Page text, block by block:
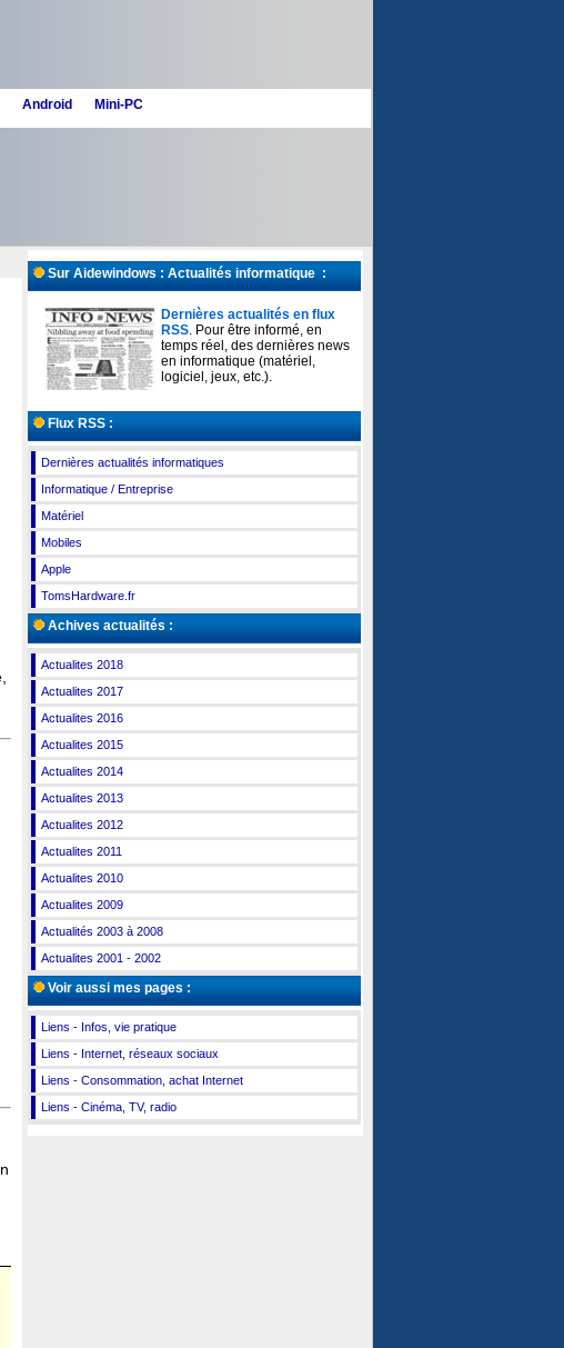
Android Mini-PC
Sur Aidewindows : Actualités informatique :
Dernières actualités en flux
RSS. Pour être informé, en
temps réel, des dernières news
en informatique (matériel,
logiciel, jeux, etc.).
Flux RSS :
Dernières actualités informatiques
Informatique / Entreprise
Matériel
Mobiles
Apple
TomsHardware.fr
Achives actualités :
Actualites 2018
Actualites 2017
Actualites 2016
Actualites 2015
Actualites 2014
Actualites 2013
Actualites 2012
Actualites 2011
Actualites 2010
Actualites 2009
Actualités 2003 à 2008
Actualites 2001 - 2002
Voir aussi mes pages :
Liens - Infos, vie pratique
Liens - Internet, réseaux sociaux
Liens - Consommation, achat Internet
Liens - Cinéma, TV, radio